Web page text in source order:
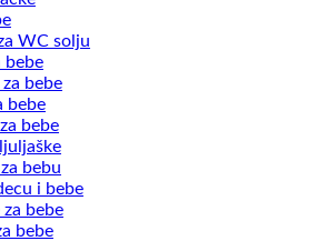
WC solju
bebe
bebe
bebe
bebe
bebu
i bebe
bebe
bebe